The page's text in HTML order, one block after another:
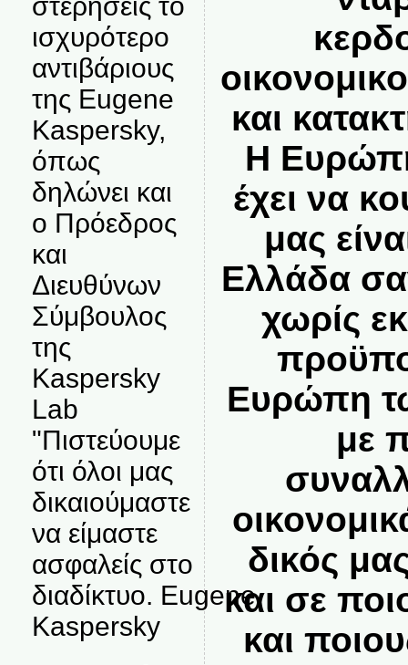
ισχυρότερο
αντιβάριους
της Eugene
Kaspersky,
όπως
δηλώνει και
ο Πρόεδρος
και
Διευθύνων
Σύμβουλος
της
Kaspersky
Lab
"Πιστεύουμε
ότι όλοι μας
δικαιούμαστε
να είμαστε
ασφαλείς στο
διαδίκτυο. Eugene
Kaspersky
και
Η
έχει να
μας
Ελλάδα
χωρίς
Ευρώπη
με
δικός
και σε
και